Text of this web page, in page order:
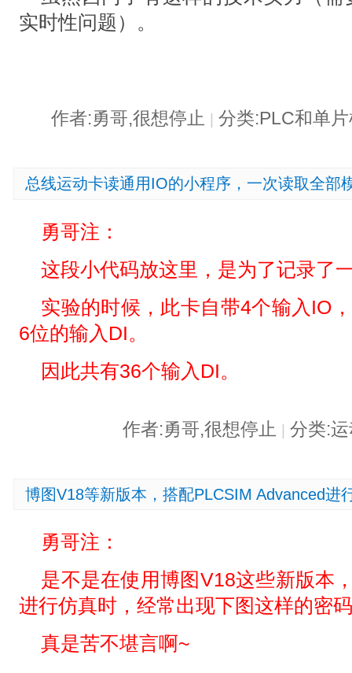
实时性问题）。
作者:勇哥,很想停止 分类:PLC和单
总线运动卡读通用IO的小程序，一次读取全部
勇哥注：
这段小代码放这里，是为了记录了
实验的时候，此卡自带4个输入IO
6位的输入DI。
因此共有36个输入DI。
作者:勇哥,很想停止 | 分类:
博图V18等新版本，搭配PLCSIM Advanced进
勇哥注：
是不是在使用博图V18这些新版本
进行仿真时，经常出现下图这样的密
真是苦不堪言啊~